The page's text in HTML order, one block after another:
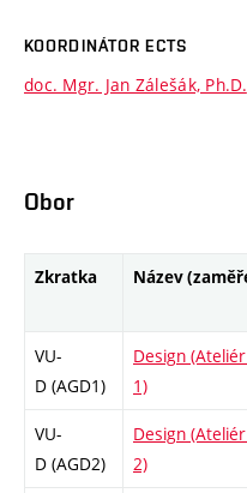
KOORDINÁTOR ECTS
doc. Mgr. Jan Zálešák, Ph.D.
Obor
Zkratka Název
VU-
D (AGD1)
Design
1)
VU-
D (AGD2)
Design
2)